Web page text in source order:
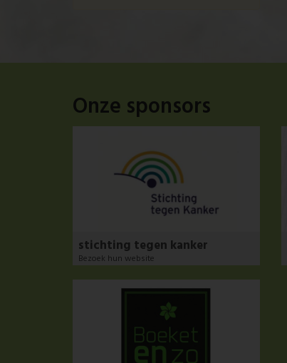
Onze sponsors
stichting tegen kanker
Bezoek hun website